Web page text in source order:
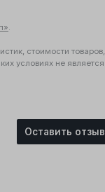
.
стоимости товаров,
условиях не является
Оставить отзыв